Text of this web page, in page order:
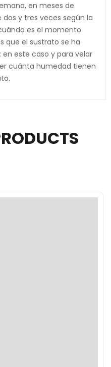
en meses de
y tres veces según la
es el momento
que el sustrato se ha
en este caso y para velar
cuánta humedad tienen